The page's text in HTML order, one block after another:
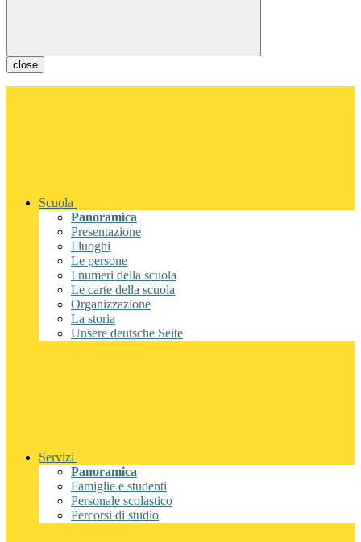
close
Scuola
Panoramica
Presentazione
I luoghi
Le persone
I numeri della scuola
Le carte della scuola
Organizzazione
La storia
Unsere deutsche Seite
Servizi
Panoramica
Famiglie e studenti
Personale scolastico
Percorsi di studio